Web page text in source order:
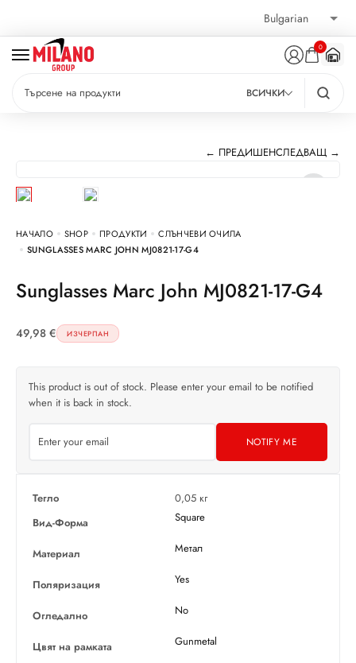
0
ВСИЧКИ
← ПРЕДИШЕНСЛЕДВАЩ →
НАЧАЛО SHOP ПРОДУКТИ
СЛЪНЧЕВИ ОЧИЛА
SUNGLASSES MARC JOHN MJ0821-17-G4
Sunglasses Marc John MJ0821-17-G4
49,98 € ИЗЧЕРПАН
This product is out of stock. Please enter your email to be notified
when it is back in stock.
NOTIFY ME
Тегло
0,05 кг
Вид-Форма
Square
Материал Метал
Поляризация Yes
Огледално No
Цвят на рамката Gunmetal